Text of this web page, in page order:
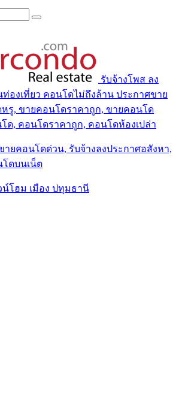
รับจ้างโพส ลง
องเที่ยว คอนโดไม่ถึงล้าน ประกาศขาย
รู, ขายคอนโดราคาถูก, ขายคอนโด
โด, คอนโดราคาถูก, คอนโดห้องเปล่า
ยคอนโดด่วน, รับจ้างลงประกาศอสังหา,
ดบนเน็ต
น์โฮม เมือง ปทุมธานี